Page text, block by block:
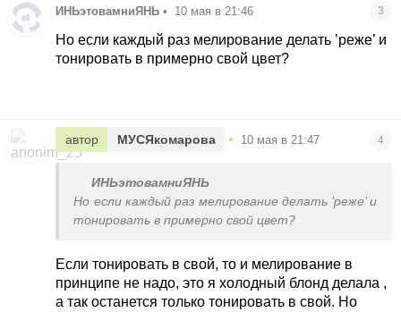
ИНЬэтовамниЯНЬ • 10 мая в 21:46 3
Но если каждый раз мелирование делать ’реже’ и
тонировать в примерно свой цвет?
автор МУСЯкомарова • 10 мая в 21:47 4
ИНЬэтовамниЯНЬ
Но если каждый раз мелирование делать ’реже’ и
тонировать в примерно свой цвет?
Если тонировать в свой, то и мелирование в
принципе не надо, это я холодный блонд делала ,
а так останется только тонировать в свой. Но